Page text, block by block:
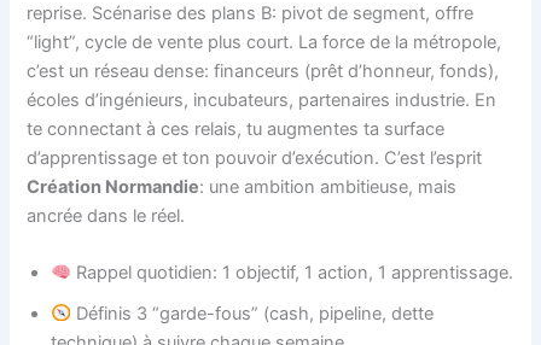
reprise. Scénarise des plans B: pivot de segment, offre
“light”, cycle de vente plus court. La force de la métropole,
c’est un réseau dense: financeurs (prêt d’honneur, fonds),
écoles d’ingénieurs, incubateurs, partenaires industrie. En
te connectant à ces relais, tu augmentes ta surface
d’apprentissage et ton pouvoir d’exécution. C’est l’esprit
Création Normandie: une ambition ambitieuse, mais
ancrée dans le réel.
Rappel quotidien: 1 objectif, 1 action, 1 apprentissage.
Définis 3 “garde-fous” (cash, pipeline, dette